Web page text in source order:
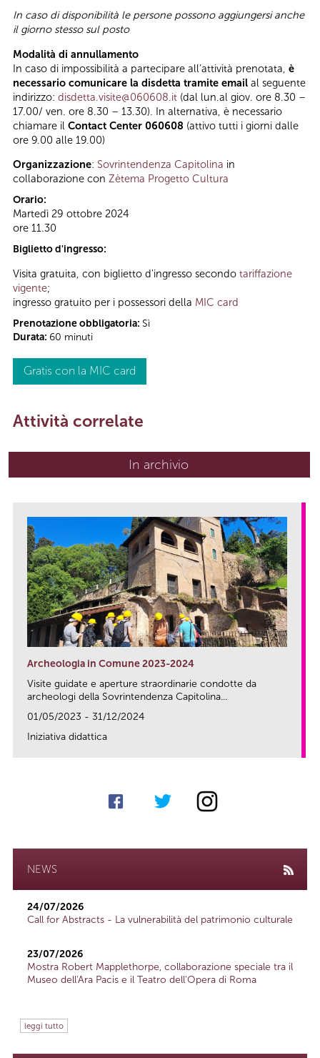
In caso di disponibilità le persone possono aggiungersi anche
il giorno stesso sul posto
Modalità di annullamento
In caso di impossibilità a partecipare all’attività prenotata, è
necessario comunicare la disdetta tramite email al seguente
indirizzo: disdetta.visite@060608.it (dal lun.al giov. ore 8.30 –
17.00/ ven. ore 8.30 – 13.30). In alternativa, è necessario
chiamare il Contact Center 060608 (attivo tutti i giorni dalle
ore 9.00 alle 19.00)
Organizzazione: Sovrintendenza Capitolina in
collaborazione con Zètema Progetto Cultura
Orario:
Martedì 29 ottobre 2024
ore 11.30
Biglietto d'ingresso:
Visita gratuita, con biglietto d'ingresso secondo tariffazione
vigente;
ingresso gratuito per i possessori della MIC card
Prenotazione obbligatoria: Sì
Durata: 60 minuti
Gratis con la MIC card
Attività correlate
In archivio
Archeologia in Comune 2023-2024
Visite guidate e aperture straordinarie condotte da
archeologi della Sovrintendenza Capitolina...
01/05/2023 - 31/12/2024
Iniziativa didattica
NEWS
24/07/2026
Call for Abstracts - La vulnerabilità del patrimonio culturale
23/07/2026
Mostra Robert Mapplethorpe, collaborazione speciale tra il
Museo dell'Ara Pacis e il Teatro dell'Opera di Roma
leggi tutto